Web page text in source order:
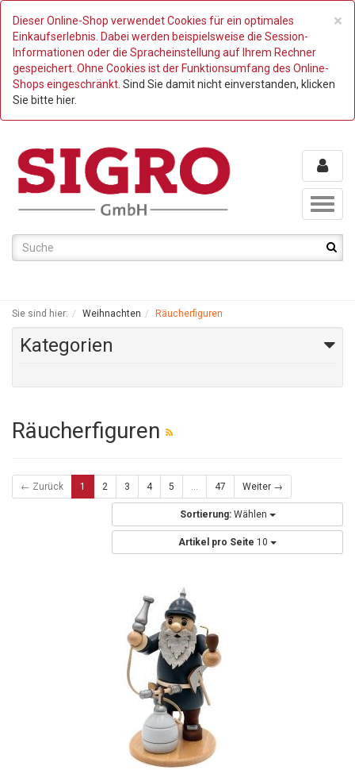
×
Dieser Online-Shop verwendet Cookies für ein optimales
Einkaufserlebnis. Dabei werden beispielsweise die Session-
Informationen oder die Spracheinstellung auf Ihrem Rechner
gespeichert. Ohne Cookies ist der Funktionsumfang des Online-
Shops eingeschränkt. Sind Sie damit nicht einverstanden, klicken
Sie bitte hier.
Toggle
Sie sind hier: Weihnachten Räucherfiguren
Kategorien
Räucherfiguren
← Zurück 1 2 3 4 5 ... 47 Weiter →
Sortierung: Wählen
Artikel pro Seite 10